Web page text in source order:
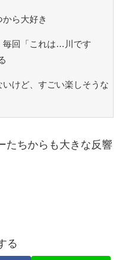
ら大好き
毎回「これは…川です
けど、すごい楽しそうな
たちからも大きな反響
る